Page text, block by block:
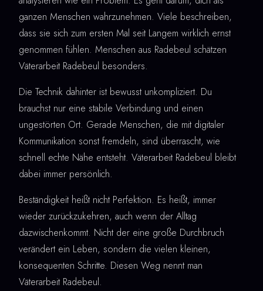
ganzen Menschen wahrzunehmen. Viele beschreiben,
dass sie sich zum ersten Mal seit Langem wirklich ernst
genommen fühlen. Menschen aus Radebeul schätzen
Väterarbeit Radebeul besonders.
Die Technik dahinter ist bewusst unkompliziert. Du
brauchst nur eine stabile Verbindung und einen
ungestörten Ort. Gerade Menschen, die mit digitaler
Kommunikation sonst fremdeln, sind überrascht, wie
schnell echte Nähe entsteht. Väterarbeit Radebeul bleibt
dabei immer persönlich.
Beständigkeit heißt nicht Perfektion. Es heißt, immer
wieder zurückzukehren, auch wenn der Alltag
dazwischenkommt. Nicht der eine große Durchbruch
verändert ein Leben, sondern die vielen kleinen,
konsequenten Schritte. Diesen Weg nennt man
Väterarbeit Radebeul.